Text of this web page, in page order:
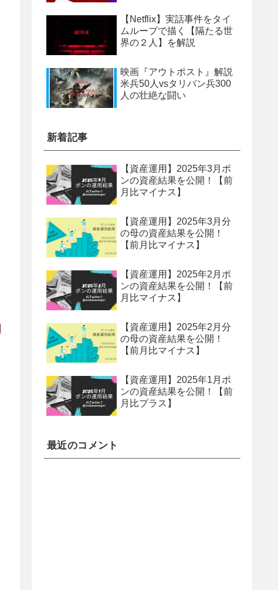
【Netflix】実話事件をタイ
ムループで描く【隔たる世
界の２人】を解説
映画『アウトポスト』解説
米兵50人vsタリバン兵300
人の壮絶な闘い
新着記事
【資産運用】2025年3月ポ
ンの資産結果を公開！【前
月比マイナス】
【資産運用】2025年3月分
の母の資産結果を公開！
【前月比マイナス】
【資産運用】2025年2月ポ
ンの資産結果を公開！【前
月比マイナス】
【資産運用】2025年2月分
の母の資産結果を公開！
【前月比マイナス】
【資産運用】2025年1月ポ
ンの資産結果を公開！【前
月比プラス】
最近のコメント